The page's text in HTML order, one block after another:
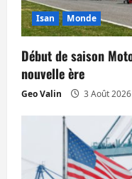
Isan Monde
Début de saison
nouvelle ère
Geo Valin 3 Août 2026